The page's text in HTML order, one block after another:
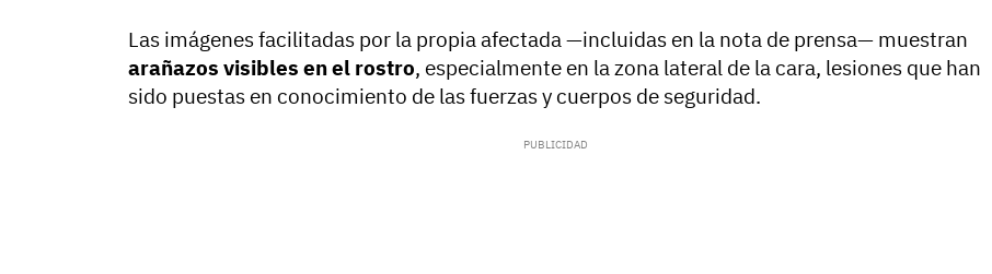
Las imágenes facilitadas por la propia afectada —incluidas en la nota de prensa— muestran
arañazos visibles en el rostro, especialmente en la zona lateral de la cara, lesiones que han
sido puestas en conocimiento de las fuerzas y cuerpos de seguridad.